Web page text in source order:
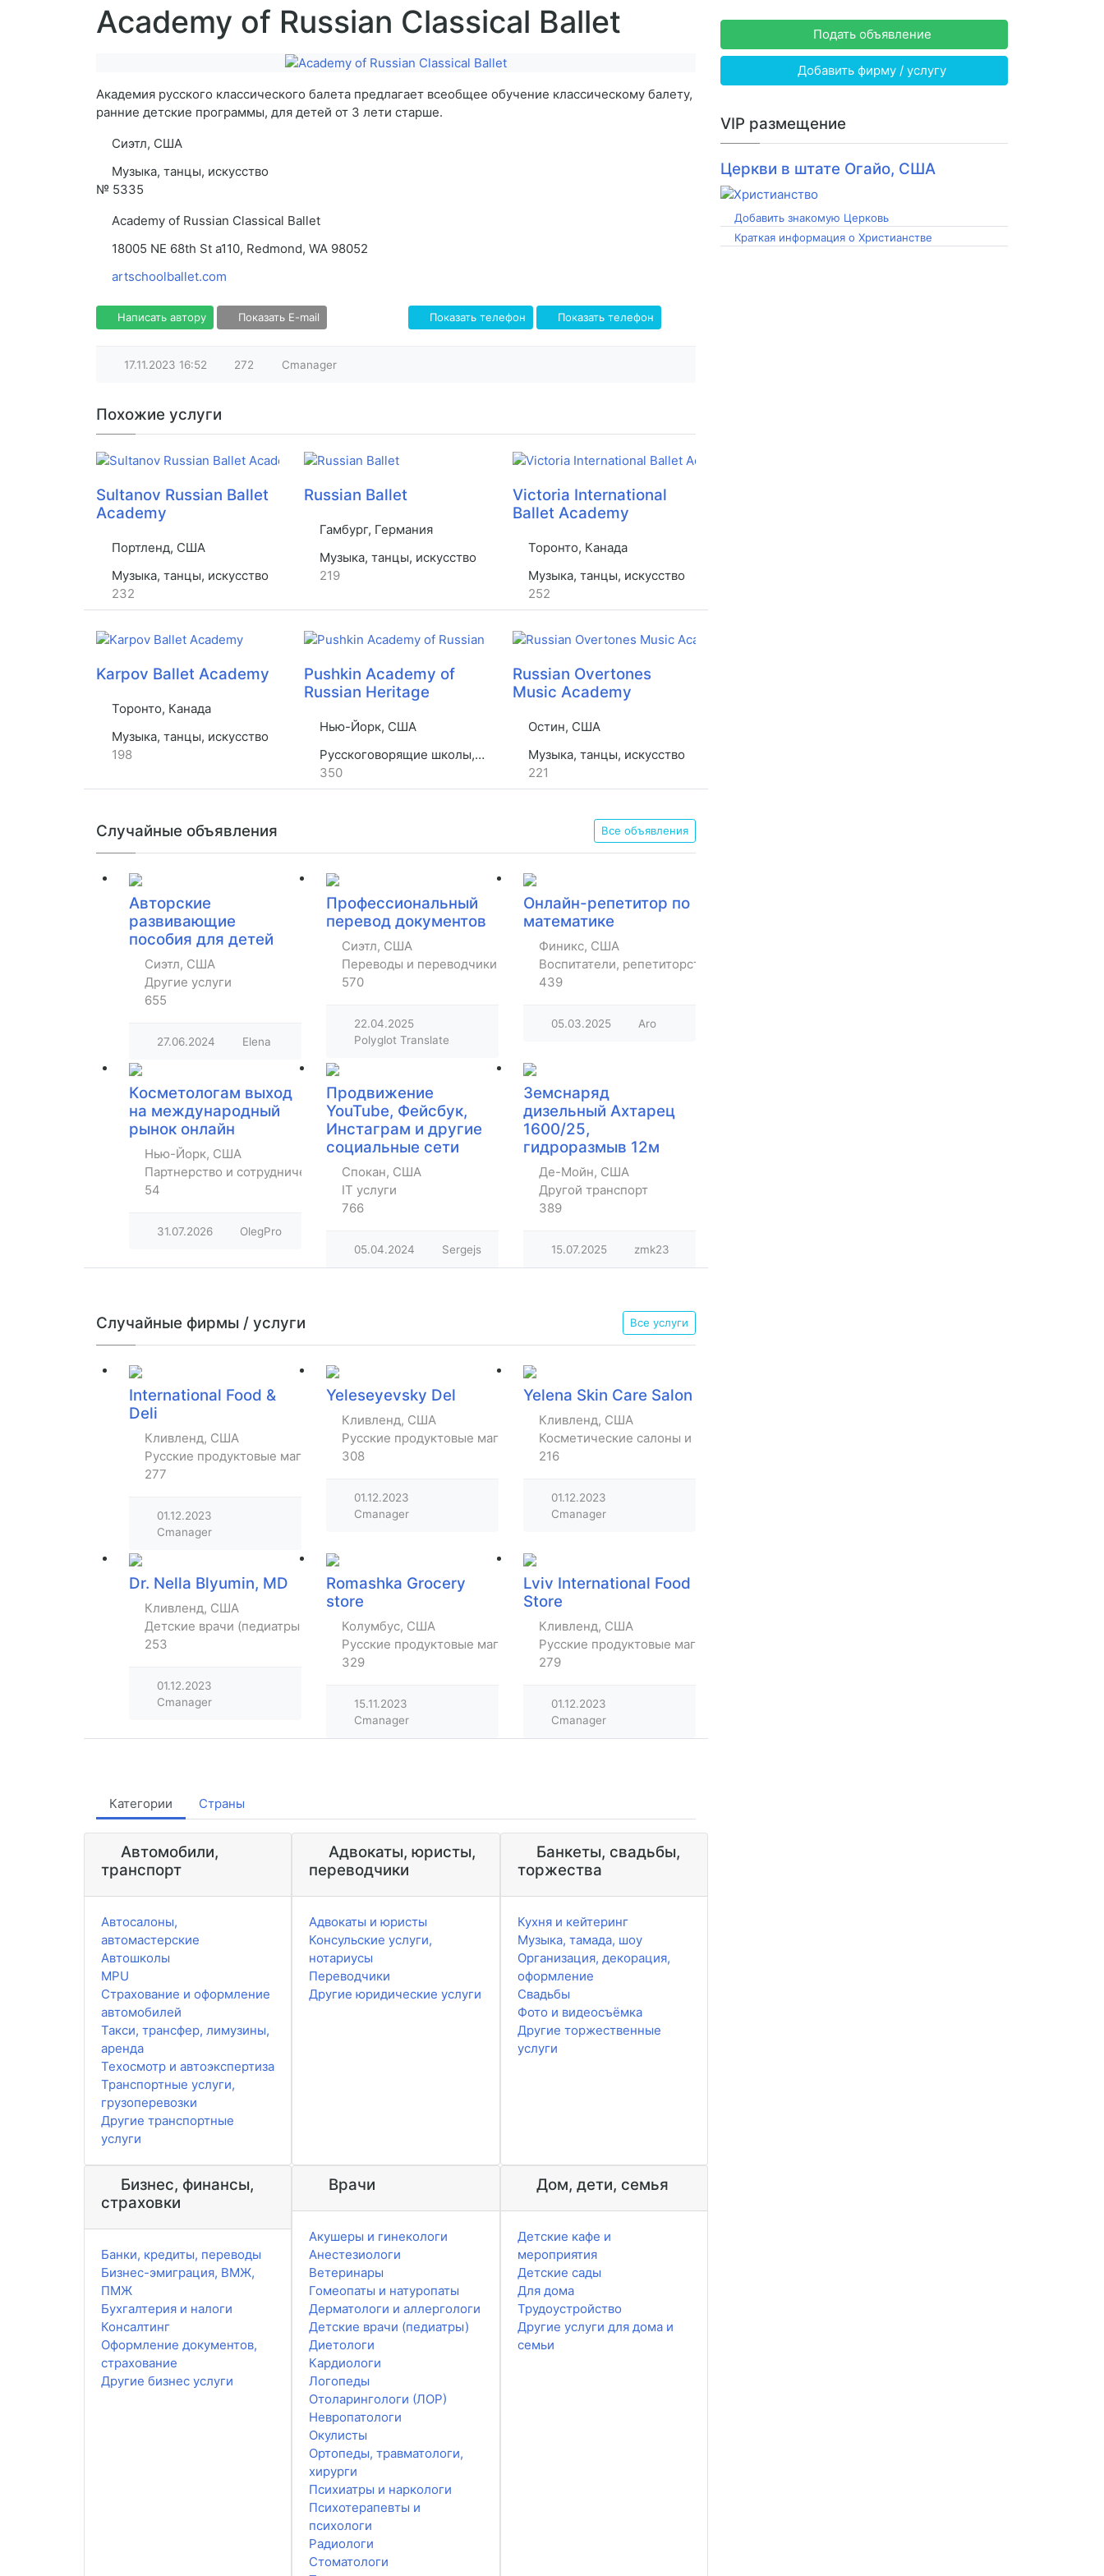
Academy of Russian Classical Ballet
Академия русского классического балета предлагает всеобщее обучение классическому балету,
ранние детские программы, для детей от 3 лети старше.
Сиэтл, США
Музыка, танцы, искусство
№ 5335
Academy of Russian Classical Ballet
18005 NE 68th St a110, Redmond, WA 98052
artschoolballet.com
Написать автору Показать E-mail Показать телефон Показать телефон
17.11.2023 16:52 272 Cmanager
Похожие услуги
Sultanov Russian Ballet
Academy
Портленд, США
Музыка, танцы, искусство
232
Russian Ballet
Гамбург, Германия
Музыка, танцы, искусство
219
Victoria International
Ballet Academy
Торонто, Канада
Музыка, танцы, искусство
252
Karpov Ballet Academy
Торонто, Канада
Музыка, танцы, искусство
198
Pushkin Academy of
Russian Heritage
Нью-Йорк, США
Русскоговорящие школы, библиотеки
350
Russian Overtones
Music Academy
Остин, США
Музыка, танцы, искусство
221
Случайные объявления Все объявления
Авторские
развивающие
пособия для детей
Сиэтл, США
Другие услуги
655
27.06.2024 Elena
Профессиональный
перевод документов
Сиэтл, США
Переводы и переводчики
570
22.04.2025
Polyglot Translate
Онлайн-репетитор по
математике
Финикс, США
Воспитатели, репетиторство, уроки
439
05.03.2025 Aro
Косметологам выход
на международный
рынок онлайн
Нью-Йорк, США
Партнерство и сотрудничество
54
31.07.2026 OlegPro
Продвижение
YouTube, Фейсбук,
Инстаграм и другие
социальные сети
Спокан, США
IT услуги
766
05.04.2024 Sergejs
Земснаряд
дизельный Ахтарец
1600/25,
гидроразмыв 12м
Де-Мойн, США
Другой транспорт
389
15.07.2025 zmk23
Случайные фирмы / услуги Все услуги
International Food &
Deli
Кливленд, США
Русские продуктовые магазины
277
01.12.2023
Cmanager
Yeleseyevsky Del
Кливленд, США
Русские продуктовые магазины
308
01.12.2023
Cmanager
Yelena Skin Care Salon
Кливленд, США
Косметические салоны и парикмахерские
216
01.12.2023
Cmanager
Dr. Nella Blyumin, MD
Кливленд, США
Детские врачи (педиатры)
253
01.12.2023
Cmanager
Romashka Grocery
store
Колумбус, США
Русские продуктовые магазины
329
15.11.2023
Cmanager
Lviv International Food
Store
Кливленд, США
Русские продуктовые магазины
279
01.12.2023
Cmanager
Категории Страны
Автомобили,
транспорт
Автосалоны,
автомастерские
Автошколы
MPU
Страхование и оформление
автомобилей
Такси, трансфер, лимузины,
аренда
Техосмотр и автоэкспертиза
Транспортные услуги,
грузоперевозки
Другие транспортные
услуги
Адвокаты, юристы,
переводчики
Адвокаты и юристы
Консульские услуги,
нотариусы
Переводчики
Другие юридические услуги
Банкеты, свадьбы,
торжества
Кухня и кейтеринг
Музыка, тамада, шоу
Организация, декорация,
оформление
Свадьбы
Фото и видеосъёмка
Другие торжественные
услуги
Бизнес, финансы,
страховки
Банки, кредиты, переводы
Бизнес-эмиграция, ВМЖ,
ПМЖ
Бухгалтерия и налоги
Консалтинг
Оформление документов,
страхование
Другие бизнес услуги
Врачи
Акушеры и гинекологи
Анестезиологи
Ветеринары
Гомеопаты и натуропаты
Дерматологи и аллергологи
Детские врачи (педиатры)
Диетологи
Кардиологи
Логопеды
Отоларингологи (ЛОР)
Невропатологи
Окулисты
Ортопеды, травматологи,
хирурги
Психиатры и наркологи
Психотерапевты и
психологи
Радиологи
Стоматологи
Дом, дети, семья
Детские кафе и
мероприятия
Детские сады
Для дома
Трудоустройство
Другие услуги для дома и
семьи
Подать объявление
Добавить фирму / услугу
VIP размещение
Церкви в штате Огайо, США
Добавить знакомую Церковь
Краткая информация о Христианстве